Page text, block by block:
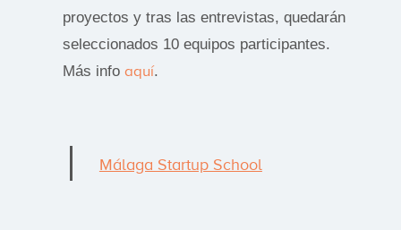
proyectos y tras las entrevistas, quedarán
seleccionados 10 equipos participantes.
Más info aquí.
Málaga Startup School